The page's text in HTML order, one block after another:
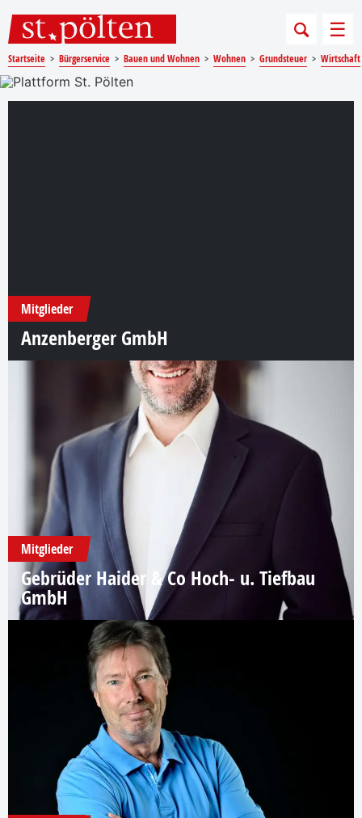
Startseite Bürgerservice Bauen und Wohnen Wohnen Grundsteuer Wirtschaft
Plattform St. Pölten
Mitglieder
Anzenberger GmbH
Mitglieder
Gebrüder Haider & Co Hoch- u. Tiefbau
GmbH